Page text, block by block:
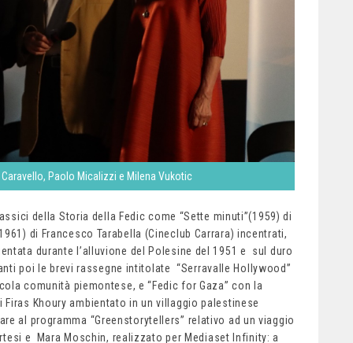
Paolo Micalizzi e Milena Vukotic
della Storia della Fedic come “Sette minuti”(1959) di
di Francesco Tarabella (Cineclub Carrara) incentrati,
durante l’alluvione del Polesine del 1951 e sul duro
poi le brevi rassegne intitolate “Serravalle Hollywood”
comunità piemontese, e “Fedic for Gaza” con la
Firas Khoury ambientato in un villaggio palestinese
al programma “Greenstorytellers” relativo ad un viaggio
e Mara Moschin, realizzato per Mediaset Infinity: a